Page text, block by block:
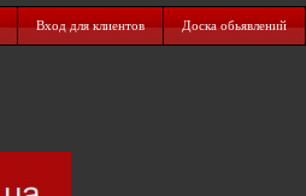
Вход для клиентов Доска обьявлений